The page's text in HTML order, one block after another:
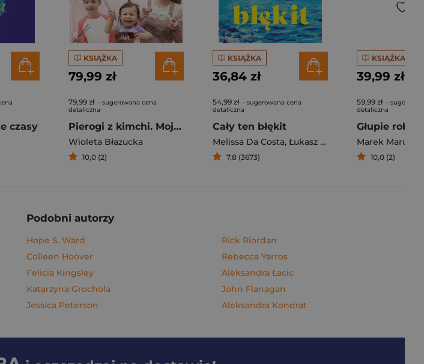
czasy
KSIĄŻKA
79,99 zł
79,99 zł - sugerowana cena
detaliczna
Pierogi z kimchi. Moje ulubione azjatyckie przepisy - książka z autografem
Wioleta Błazucka
10,0 (2)
KSIĄŻKA
36,84 zł
54,99 zł - sugerowana cena
detaliczna
Cały ten błękit
Melissa Da Costa, Łukasz Müller
7,8 (3673)
KSIĄŻKA
39,99 zł
59,99 zł -
detaliczna
Marek
10,0 (2)
Podobni autorzy
Hope S. Ward
Colleen Hoover
Felicia Kingsley
Katarzyna Grochola
Jessica Peterson
Rick Riordan
Rebecca Yarros
Aleksandra Łacic
John Flanagan
Aleksandra Kondrat